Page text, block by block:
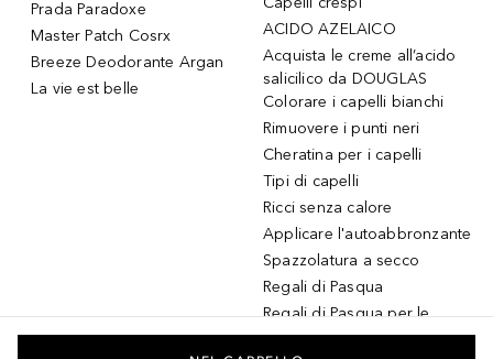
Prada Paradoxe
Master Patch Cosrx
Breeze Deodorante Argan
La vie est belle
ACIDO AZELAICO
Acquista le creme all’acido
salicilico da DOUGLAS
Colorare i capelli bianchi
Rimuovere i punti neri
Cheratina per i capelli
Tipi di capelli
Ricci senza calore
Applicare l'autoabbronzante
Spazzolatura a secco
Regali di Pasqua
Regali di Pasqua per le
donne